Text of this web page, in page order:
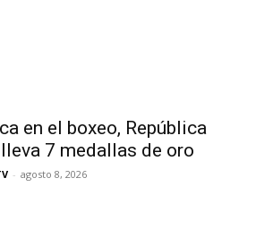
en el boxeo, República
7 medallas de oro
- agosto 8, 2026